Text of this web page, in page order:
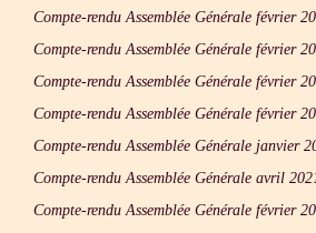
Compte-rendu Assemblée Générale février
Compte-rendu Assemblée Générale février
Compte-rendu Assemblée Générale février
Compte-rendu Assemblée Générale février
Compte-rendu Assemblée Générale janvier
Compte-rendu Assemblée Générale avril
Compte-rendu Assemblée Générale février